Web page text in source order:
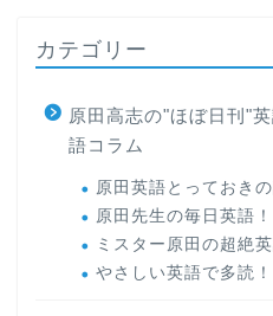
カテゴリー
原田高志の"ほぼ日刊"
語コラム
原田英語とっておき
原田先生の毎日英語！
ミスター原田の超絶
やさしい英語で多読！